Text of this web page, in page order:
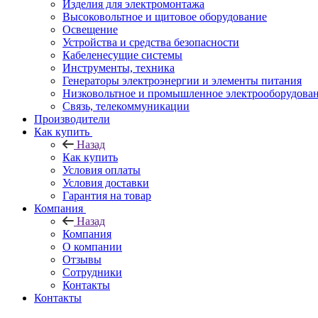
Изделия для электромонтажа
Высоковольтное и щитовое оборудование
Освещение
Устройства и средства безопасности
Кабеленесущие системы
Инструменты, техника
Генераторы электроэнергии и элементы питания
Низковольтное и промышленное
Связь, телекоммуникации
Производители
Как купить
Назад
Как купить
Условия оплаты
Условия доставки
Гарантия на товар
Компания
Назад
Компания
О компании
Отзывы
Сотрудники
Контакты
Контакты